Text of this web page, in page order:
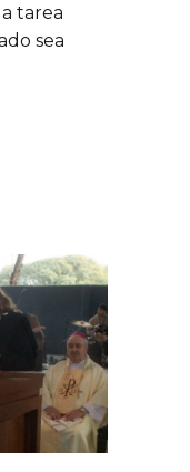
tarea
sea